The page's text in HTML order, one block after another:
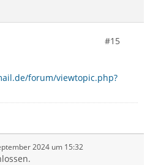
#15
forum/viewtopic.php?
2024 um 15:32